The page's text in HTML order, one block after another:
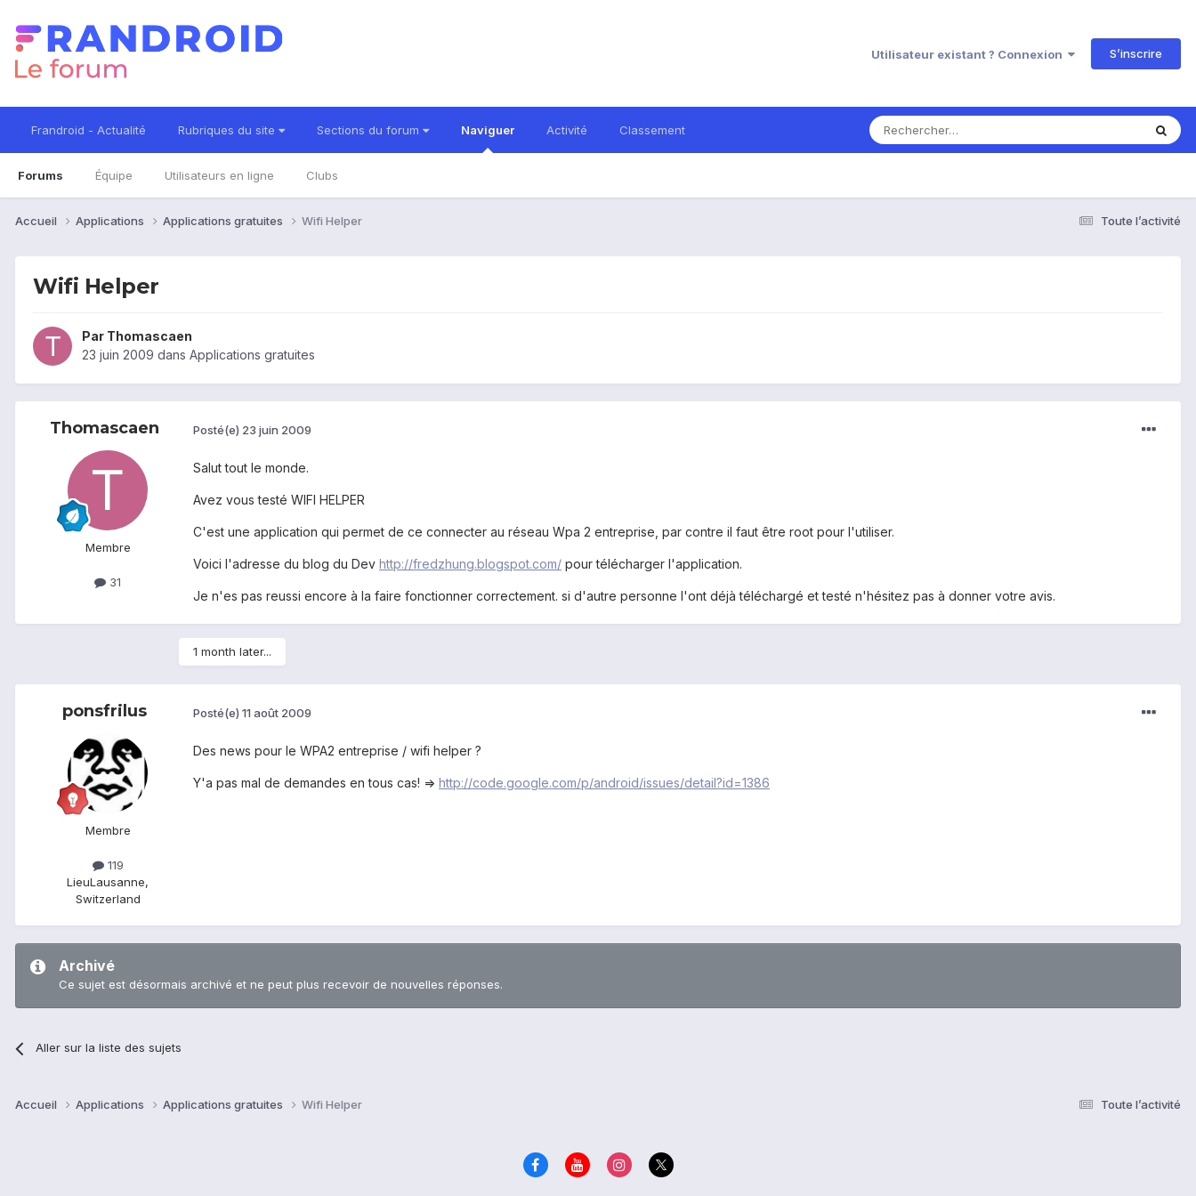
Utilisateur existant ? Connexion S’inscrire
Frandroid - Actualité Rubriques du site Sections du forum Naviguer
Forums Équipe Utilisateurs en ligne Clubs
Activité Classement
Toute l’activité
Accueil Applications Applications gratuites Wifi Helper
Wifi Helper
Par Thomascaen
23 juin 2009 dans Applications gratuites
Thomascaen
Membre
31
Posté(e) 23 juin 2009
Salut tout le monde.
Avez vous testé WIFI HELPER
C'est une application qui permet de ce connecter au réseau Wpa 2 entreprise, par contre il faut être root pour l'utiliser.
Voici l'adresse du blog du Dev http://fredzhung.blogspot.com/ pour télécharger l'application.
Je n'es pas reussi encore à la faire fonctionner correctement. si d'autre personne l'ont déjà téléchargé et testé n'hésitez pas à donner votre avis.
1 month later...
ponsfrilus
Membre
119
LieuLausanne,
Switzerland
Posté(e) 11 août 2009
Des news pour le WPA2 entreprise / wifi helper ?
Y'a pas mal de demandes en tous cas! => http://code.google.com/p/android/issues/detail?id=1386
Archivé
Ce sujet est désormais archivé et ne peut plus recevoir de nouvelles réponses.
Aller sur la liste des sujets
Toute l’activité
Accueil Applications Applications gratuites Wifi Helper